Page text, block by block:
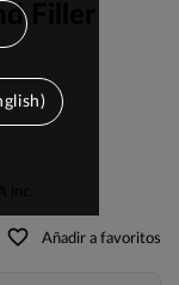
Filler
favorite_border Añadir a favoritos